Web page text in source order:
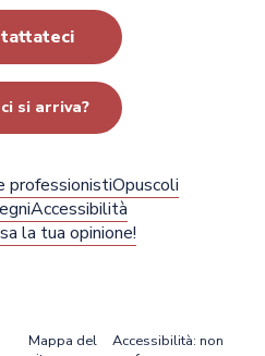
si arriva?
professionistiOpuscoli
Accessibilità
la tua opinione!
Mappa del
Accessibilità: non